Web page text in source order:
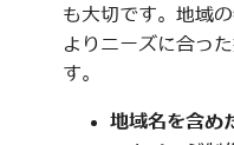
も大切です。地域
よりニーズに合っ
す。
地域名を含め